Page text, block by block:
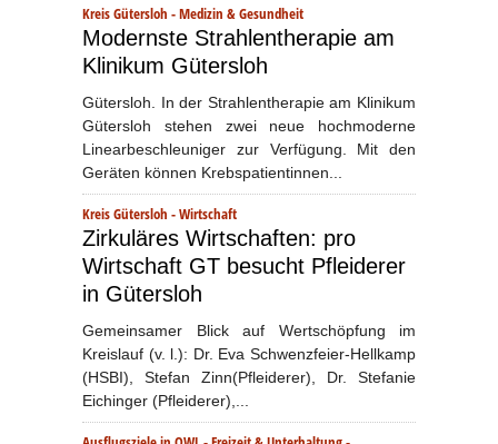
Kreis Gütersloh -Medizin & Gesundheit
Modernste Strahlentherapie am
Klinikum Gütersloh
Gütersloh. In der Strahlentherapie am Klinikum
Gütersloh stehen zwei neue hochmoderne
Linearbeschleuniger zur Verfügung. Mit den
Geräten können Krebspatientinnen...
Kreis Gütersloh -Wirtschaft
Zirkuläres Wirtschaften: pro
Wirtschaft GT besucht Pfleiderer
in Gütersloh
Gemeinsamer Blick auf Wertschöpfung im
Kreislauf (v. l.): Dr. Eva Schwenzfeier-Hellkamp
(HSBI), Stefan Zinn(Pfleiderer), Dr. Stefanie
Eichinger (Pfleiderer),...